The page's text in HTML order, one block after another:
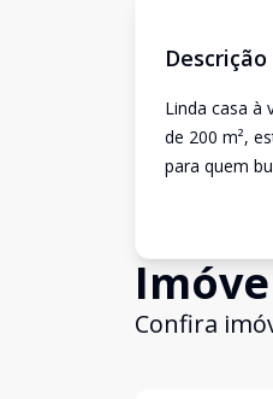
Descrição
Linda casa à
de 200 m²,
para quem
Confira